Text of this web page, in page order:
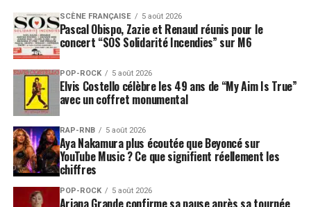
SCÈNE FRANÇAISE 5 août 2026
Pascal Obispo, Zazie et Renaud réunis pour le
concert “SOS Solidarité Incendies” sur M6
POP-ROCK 5 août 2026
Elvis Costello célèbre les 49 ans de “My Aim Is True”
avec un coffret monumental
RAP-RNB 5 août 2026
Aya Nakamura plus écoutée que Beyoncé sur
YouTube Music ? Ce que signifient réellement les
chiffres
POP-ROCK 5 août 2026
Ariana Grande confirme sa pause après sa tournée